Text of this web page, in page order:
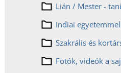
Lián / Mester -
Fotók, videók a